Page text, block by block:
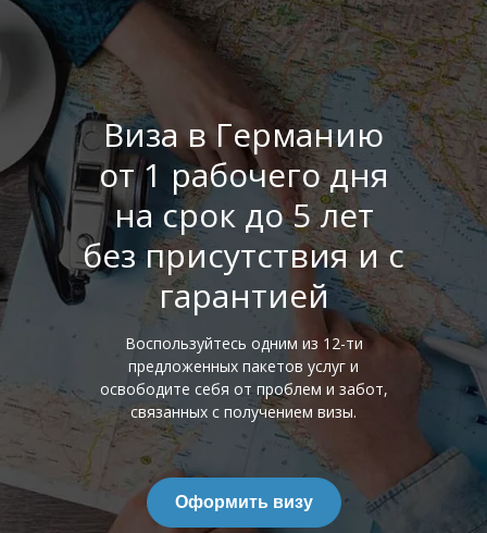
Виза в Германию
от 1 рабочего дня
на срок до 5 лет
без присутствия и с
гарантией
Воспользуйтесь одним из 12-ти
предложенных пакетов услуг и
освободите себя от проблем и забот,
связанных с получением визы.
Оформить визу